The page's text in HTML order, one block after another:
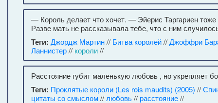
— Король делает что хочет. — Эйерис Таргариен тоже
Разве мать не рассказывала тебе, что с ним
Теги: Джордж Мартин// Битва королей//Джоффри
Ланнистер// короли//
Расстояние губит маленькую любовь , но укрепляет
Теги: Проклятые короли (Les rois maudits) (2005) //
цитаты со смыслом// любовь// расстояние//